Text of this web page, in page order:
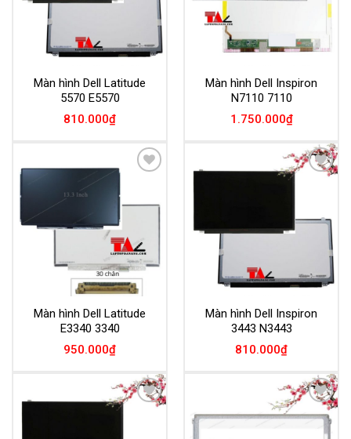
Màn hình Dell Latitude
5570 E5570
810.000₫
Màn hình Dell Inspiron
N7110 7110
1.750.000₫
Màn hình Dell Latitude
E3340 3340
950.000₫
Màn hình Dell Inspiron
3443 N3443
810.000₫
Add to
Wishlist